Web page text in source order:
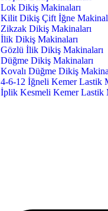
Lok Dikiş Makinaları
Kilit Dikiş Çift İğne
Zikzak Dikiş Makinaları
İlik Dikiş Makinaları
Gözlü İlik Dikiş Makinaları
Düğme Dikiş Makinaları
Kovalı Düğme Dikiş
4-6-12 İğneli Kemer Lastik
İplik Kesmeli Kemer Lastik